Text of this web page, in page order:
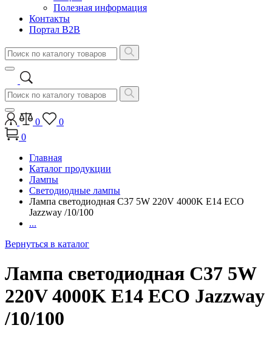
Полезная информация
Контакты
Портал B2B
0
0
0
Главная
Каталог продукции
Лампы
Светодиодные лампы
Лампа светодиодная C37 5W 220V 4000K E14 ECO
Jazzway /10/100
...
Вернуться в каталог
Лампа светодиодная C37 5W
220V 4000K E14 ECO Jazzway
/10/100